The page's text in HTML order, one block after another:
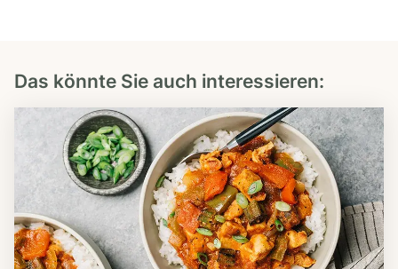
Das könnte Sie auch interessieren: